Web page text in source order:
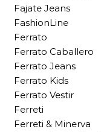
Fajate Jeans
FashionLine
Ferrato
Ferrato Caballero
Ferrato Jeans
Ferrato Kids
Ferrato Vestir
Ferreti
Ferreti & Minerva